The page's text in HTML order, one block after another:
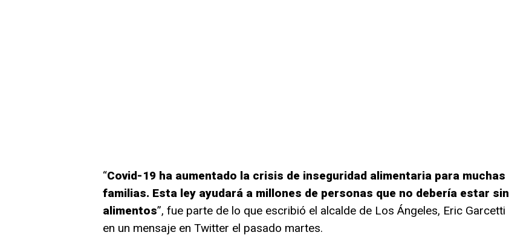
“Covid-19 ha aumentado la crisis de inseguridad alimentaria para muchas
familias. Esta ley ayudará a millones de personas que no debería estar sin
alimentos”, fue parte de lo que escribió el alcalde de Los Ángeles, Eric Garcetti
en un mensaje en Twitter el pasado martes.